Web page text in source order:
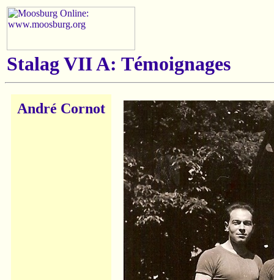
Stalag VII A: Témoignages
André Cornot